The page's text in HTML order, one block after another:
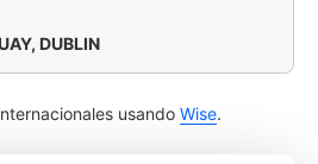
DUBLIN
usando Wise.